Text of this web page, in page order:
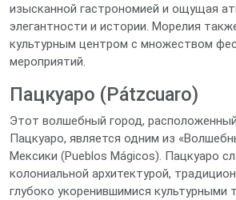
изысканной гастрономией и ощущая
элегантности и истории. Морелия
культурным центром с множеством
мероприятий.
Пацкуаро (Pátzcuaro)
Этот волшебный город,
Пацкуаро, является одним из
Мексики (Pueblos Mágicos). Пацкуаро
колониальной архитектурой,
глубоко укоренившимися культурными